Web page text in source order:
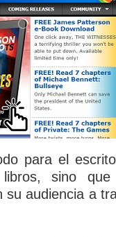
para el
sino que
su audiencia a